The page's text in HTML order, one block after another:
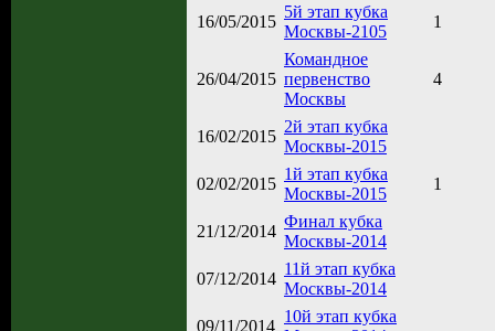
16/05/2015
5й этап кубка
Москвы-2105
1
26/04/2015
Командное
первенство
Москвы
4
16/02/2015
2й этап кубка
Москвы-2015
02/02/2015
1й этап кубка
Москвы-2015
1
21/12/2014
Финал кубка
Москвы-2014
07/12/2014
11й этап кубка
Москвы-2014
09/11/2014
10й этап кубка